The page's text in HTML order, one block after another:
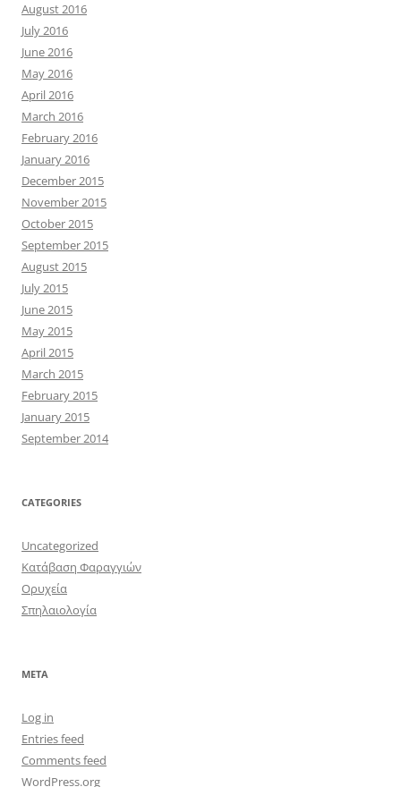
August 2016
July 2016
June 2016
May 2016
April 2016
March 2016
February 2016
January 2016
December 2015
November 2015
October 2015
September 2015
August 2015
July 2015
June 2015
May 2015
April 2015
March 2015
February 2015
January 2015
September 2014
CATEGORIES
Uncategorized
Κατάβαση Φαραγγιών
Ορυχεία
Σπηλαιολογία
META
Log in
Entries feed
Comments feed
WordPress.org